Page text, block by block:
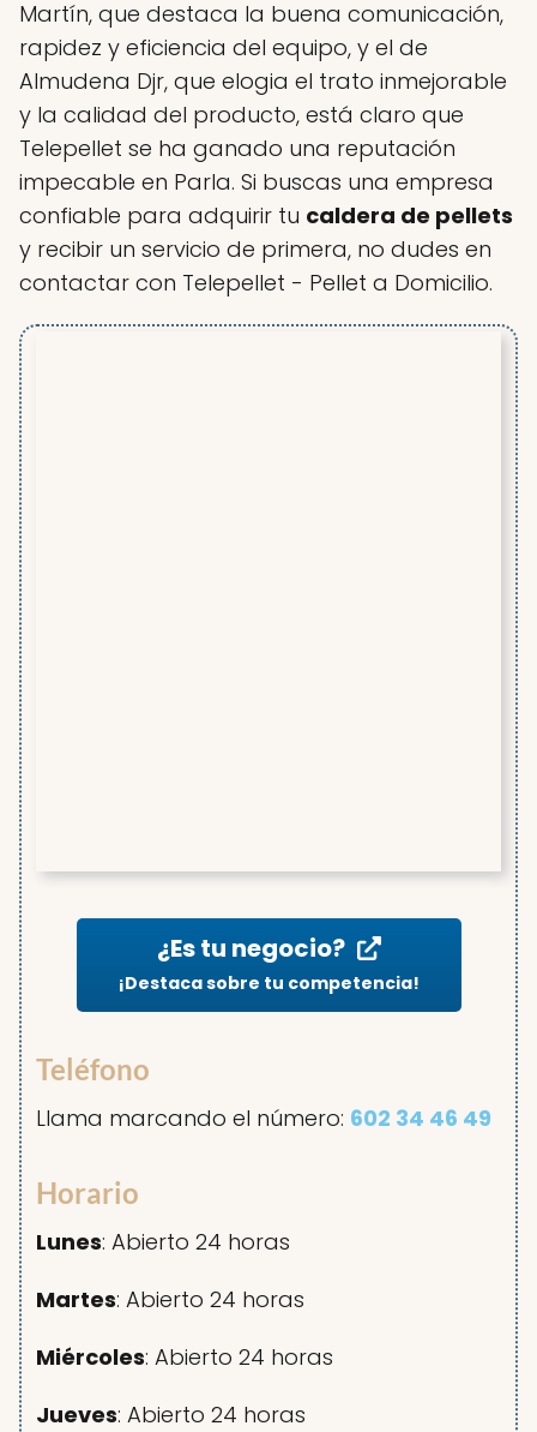
Martín, que destaca la buena comunicación,
rapidez y eficiencia del equipo, y el de
Almudena Djr, que elogia el trato inmejorable
y la calidad del producto, está claro que
Telepellet se ha ganado una reputación
impecable en Parla. Si buscas una empresa
confiable para adquirir tu caldera de pellets
y recibir un servicio de primera, no dudes en
contactar con Telepellet - Pellet a Domicilio.
¿Es tu negocio?
¡Destaca sobre tu competencia!
Teléfono
Llama marcando el número: 602 34 46 49
Horario
Lunes: Abierto 24 horas
Martes: Abierto 24 horas
Miércoles: Abierto 24 horas
Jueves: Abierto 24 horas